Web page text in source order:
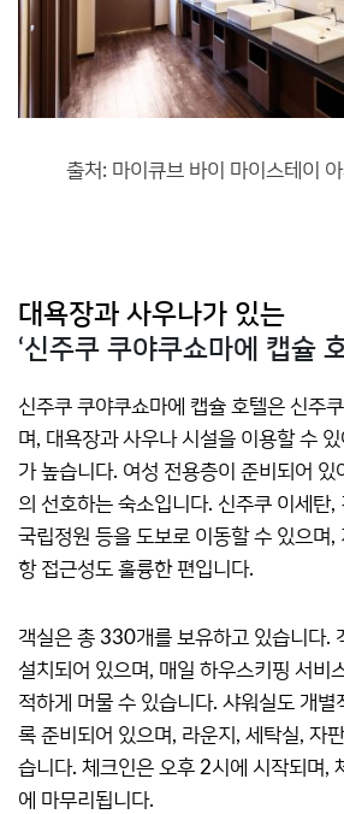
출처: 마이큐브 바이 마이스테이
대욕장과 사우나가 있는
‘신주쿠 쿠야쿠쇼마에 캡슐
신주쿠 쿠야쿠쇼마에 캡슐 호텔은 신주
며, 대욕장과 사우나 시설을 이용할 수
가 높습니다. 여성 전용층이 준비되어
의 선호하는 숙소입니다. 신주쿠 이세탄,
국립정원 등을 도보로 이동할 수 있으며,
항 접근성도 훌륭한 편입니다.
객실은 총 330개를 보유하고 있습니다.
설치되어 있으며, 매일 하우스키핑 서비
적하게 머물 수 있습니다. 샤워실도 개별
록 준비되어 있으며, 라운지, 세탁실, 자
습니다. 체크인은 오후 2시에 시작되며,
에 마무리됩니다.